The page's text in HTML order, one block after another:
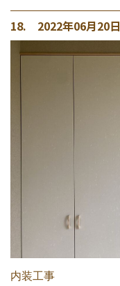
18. 2022年06月20日
内装工事